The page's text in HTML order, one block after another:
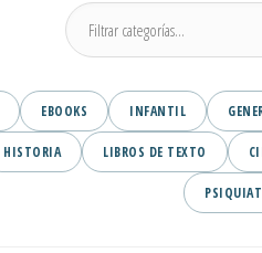
EBOOKS INFANTIL
HISTORIA LIBROS DE TEXTO